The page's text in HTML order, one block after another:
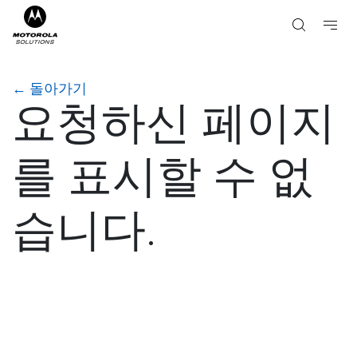
← 돌아가기
요청하신 페이지
를 표시할 수 없
습니다.